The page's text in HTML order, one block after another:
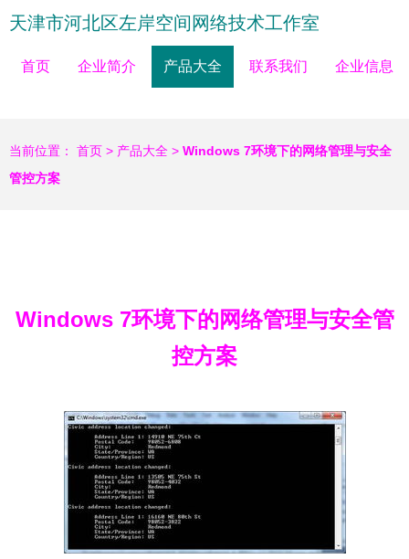
天津市河北区左岸空间网络技术工作室
首页 企业简介 产品大全 联系我们 企业信息
当前位置： 首页 > 产品大全 > Windows 7环境下的网络管理与安全
管控方案
Windows 7环境下的网络管理与安全管
控方案